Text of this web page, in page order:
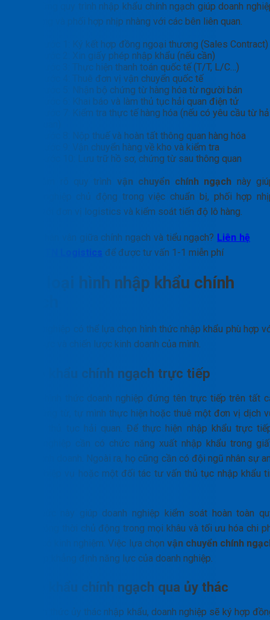
Nắm vững quy trình nhập khẩu chính ngạch giúp doanh
chủ động và phối hợp nhịp nhàng với các bên liên quan.
Bước 1: Ký kết hợp đồng ngoại thương (Sales Contract)
Bước 2: Xin giấy phép nhập khẩu (nếu cần)
Bước 3: Thực hiện thanh toán quốc tế (T/T, L/C…)
Bước 4: Thuê đơn vị vận chuyển quốc tế
Bước 5: Nhận bộ chứng từ hàng hóa từ người bán
Bước 6: Khai báo và làm thủ tục hải quan điện tử
Bước 7: Kiểm tra thực tế hàng hóa (nếu có yêu cầu từ
Bước 8: Nộp thuế và hoàn tất thông quan hàng hóa
Bước 9: Vận chuyển hàng về kho và kiểm tra
Bước 10: Lưu trữ hồ sơ, chứng từ sau thông quan
Việc nắm rõ quy trình vận chuyển chính ngạch này
doanh nghiệp chủ động trong việc chuẩn bị, phối hợp
nhàng với đơn vị logistics và kiểm soát tiến độ lô hàng.
Phân vân giữa chính ngạch và tiểu ngạch? Liên hệ
PTN Logistics để được tư vấn 1-1 miễn phí
Các loại hình nhập khẩu chính
Doanh nghiệp có thể lựa chọn hình thức nhập khẩu phù hợp
nguồn lực và chiến lược kinh doanh của mình.
Nhập khẩu chính ngạch trực tiếp
Đây là hình thức doanh nghiệp đứng tên trực tiếp trên tất
các chứng từ, tự mình thực hiện hoặc thuê một đơn vị dịch
để làm thủ tục hải quan. Để thực hiện nhập khẩu trực
doanh nghiệp cần có chức năng xuất nhập khẩu trong
phép kinh doanh. Ngoài ra, họ cũng cần có đội ngũ nhân sự
hiểu nghiệp vụ hoặc một đối tác tư vấn thủ tục nhập khẩu
Hình thức này giúp doanh nghiệp kiểm soát hoàn toàn
trình. Đồng thời chủ động trong mọi khâu và tối ưu hóa chi
khi đã có kinh nghiệm. Việc lựa chọn vận chuyển chính
trực tiếp khẳng định năng lực của doanh nghiệp.
Nhập khẩu chính ngạch qua ủy thác
Với hình thức ủy thác nhập khẩu, doanh nghiệp sẽ ký hợp